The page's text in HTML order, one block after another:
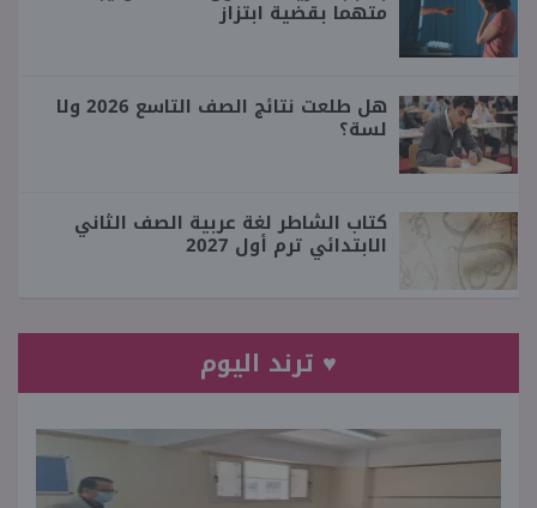
متهما بقضية ابتزاز
هل طلعت نتائج الصف التاسع 2026 ولا
لسة؟
كتاب الشاطر لغة عربية الصف الثاني
الابتدائي ترم أول 2027
♥ ترند اليوم